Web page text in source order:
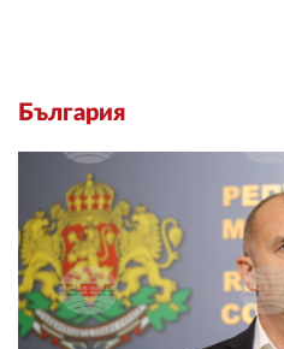
България